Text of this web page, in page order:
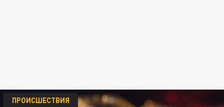
ПРОИСШЕСТВИЯ